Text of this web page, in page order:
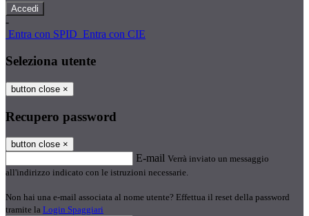
-
Entra con SPID Entra con CIE
Seleziona utente
button close ×
Recupero password
button close ×
E-mail Verrà inviato un messaggio
all'indirizzo indicato con le istruzioni necessarie.
Non hai una e-mail associata al nome utente? Effettua il reset della password
tramite la Login Spaggiari